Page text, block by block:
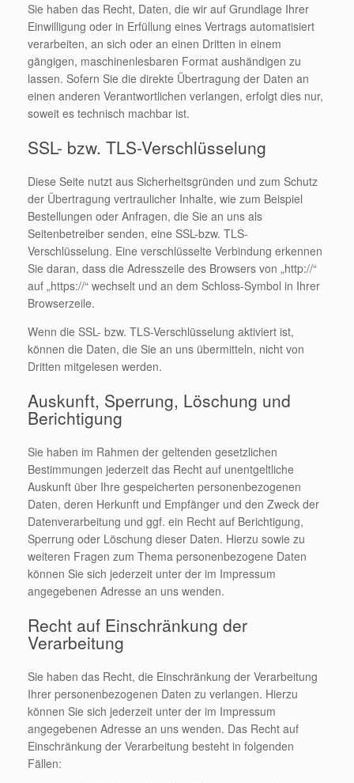
Sie haben das Recht, Daten, die wir auf Grundlage Ihrer
Einwilligung oder in Erfüllung eines Vertrags automatisiert
verarbeiten, an sich oder an einen Dritten in einem
gängigen, maschinenlesbaren Format aushändigen zu
lassen. Sofern Sie die direkte Übertragung der Daten an
einen anderen Verantwortlichen verlangen, erfolgt dies nur,
soweit es technisch machbar ist.
SSL- bzw. TLS-Verschlüsselung
Diese Seite nutzt aus Sicherheitsgründen und zum Schutz
der Übertragung vertraulicher Inhalte, wie zum Beispiel
Bestellungen oder Anfragen, die Sie an uns als
Seitenbetreiber senden, eine SSL-bzw. TLS-
Verschlüsselung. Eine verschlüsselte Verbindung erkennen
Sie daran, dass die Adresszeile des Browsers von „http://“
auf „https://“ wechselt und an dem Schloss-Symbol in Ihrer
Browserzeile.
Wenn die SSL- bzw. TLS-Verschlüsselung aktiviert ist,
können die Daten, die Sie an uns übermitteln, nicht von
Dritten mitgelesen werden.
Auskunft, Sperrung, Löschung und
Berichtigung
Sie haben im Rahmen der geltenden gesetzlichen
Bestimmungen jederzeit das Recht auf unentgeltliche
Auskunft über Ihre gespeicherten personenbezogenen
Daten, deren Herkunft und Empfänger und den Zweck der
Datenverarbeitung und ggf. ein Recht auf Berichtigung,
Sperrung oder Löschung dieser Daten. Hierzu sowie zu
weiteren Fragen zum Thema personenbezogene Daten
können Sie sich jederzeit unter der im Impressum
angegebenen Adresse an uns wenden.
Recht auf Einschränkung der
Verarbeitung
Sie haben das Recht, die Einschränkung der Verarbeitung
Ihrer personenbezogenen Daten zu verlangen. Hierzu
können Sie sich jederzeit unter der im Impressum
angegebenen Adresse an uns wenden. Das Recht auf
Einschränkung der Verarbeitung besteht in folgenden
Fällen: